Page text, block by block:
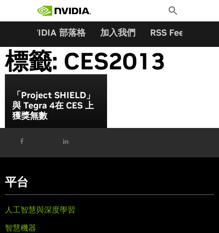
Toggle
Search
NVIDIA 部落格 加入我們 RSS Feeds
標籤: CES2013
「Project SHIELD」
與 Tegra 4在 CES 上
獲獎無數
平台
人工智慧與深度學習
智慧機器